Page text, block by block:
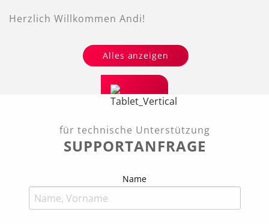
Alles anzeigen
Herzlich Willkommen Andi!
SUPPORTANFRAGE
für technische Unterstützung
NameBitte lassen Sie dieses Feld leer.